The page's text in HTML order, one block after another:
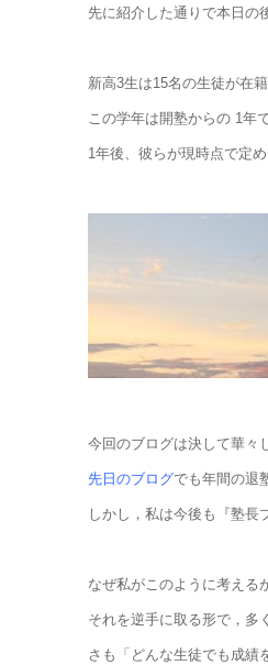
先に紹介した通りで本日の
新高3生は15名の生徒が在
この学年は開塾からの 1年
1年後、彼らが現時点で定
今回のブログは決して華々
先日のブログでも年間の退
しかし，私は今後も『塾長
なぜ私がこのように考える
それを逆手に取る形で，多
さも「どんな生徒でも成績